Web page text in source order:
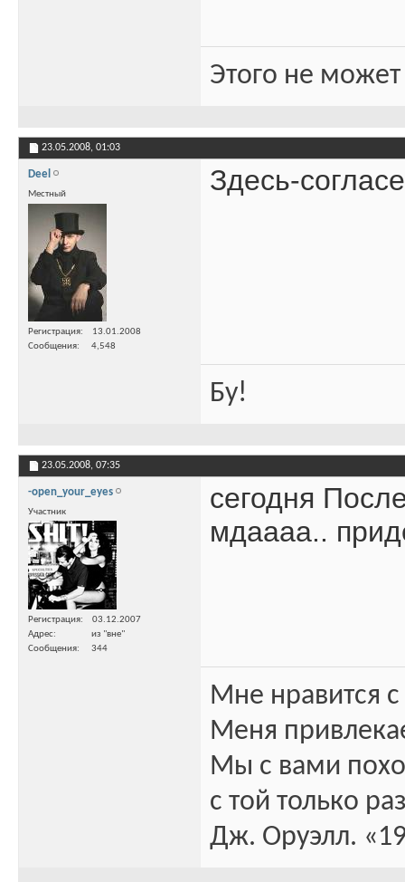
Этого не
23.05.2008, 01:03
Deel
Местный
Регистрация
13.01.2008
Сообщения
4,548
Здесь-
Бу!
23.05.2008, 07:35
-open_your_eyes
Участник
Регистрация
03.12.2007
Адрес
из "вне"
Сообщения
344
сегодня
мдаааа..
Мне нравится
Меня
Мы с вами
с той только
Дж. Оруэлл.